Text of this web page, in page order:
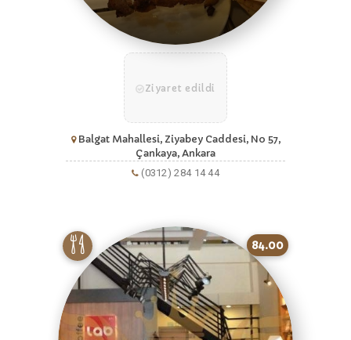
Ziyaret edildi
Balgat Mahallesi, Ziyabey Caddesi, No 57,
Çankaya, Ankara
(0312) 284 14 44
84.00